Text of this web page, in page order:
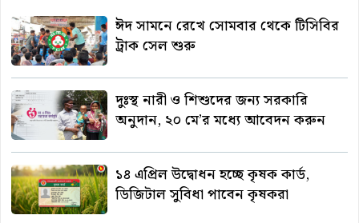
ঈদ সামনে রেখে সোমবার থেকে টিসিবির
ট্রাক সেল শুরু
দুঃস্থ নারী ও শিশুদের জন্য সরকারি
অনুদান, ২০ মে’র মধ্যে আবেদন করুন
১৪ এপ্রিল উদ্বোধন হচ্ছে কৃষক কার্ড,
ডিজিটাল সুবিধা পাবেন কৃষকরা